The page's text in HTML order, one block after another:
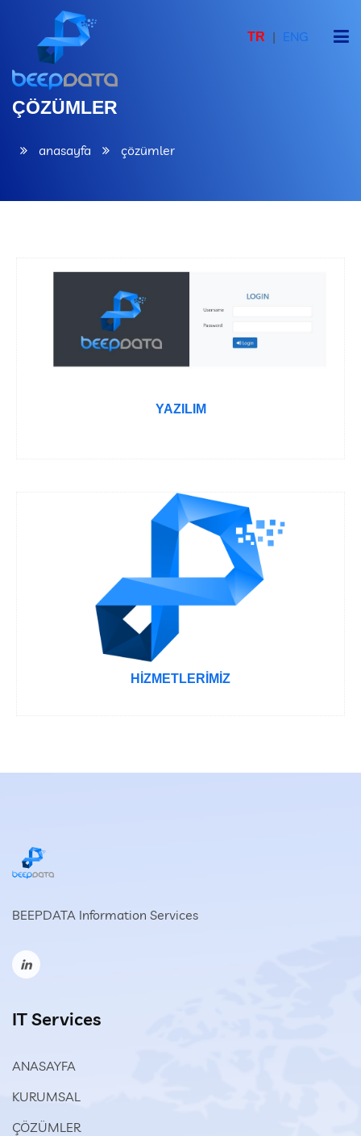
TR | ENG
ANASAYFA
YAZILIM PLATFORMU
ÇÖZÜMLER
ÇÖZÜMLER
anasayfa çözümler
YAZILIM
HİZMETLERİMİZ
BEEPDATA Information Services
IT Services
ANASAYFA
KURUMSAL
ÇÖZÜMLER